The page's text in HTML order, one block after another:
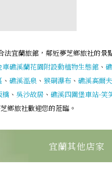
法宜蘭旅館，鄰近夢芝鄉旅社的景
車礁溪蘭花園附設動植物生態館 、
、 礁溪溫泉 、 猴硐瀑布 、 礁溪高爾
橋 、 吳沙故居 、 礁溪四圍堡車站-笑
芝鄉旅社歡迎您的蒞臨。
宜蘭其他店家